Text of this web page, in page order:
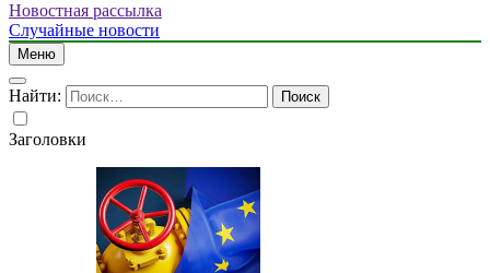
Новостная рассылка
Случайные новости
Меню
Найти:
Заголовки